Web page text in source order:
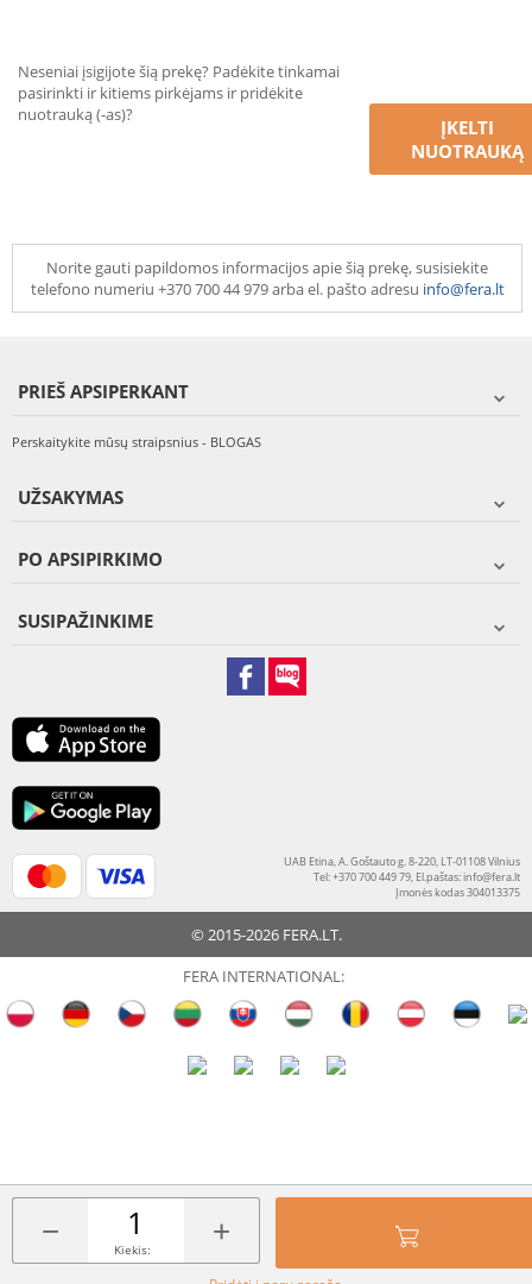
− +
Kiekis:
Neseniai įsigijote šią prekę? Padėkite tinkamai
pasirinkti ir kitiems pirkėjams ir pridėkite
nuotrauką (-as)?
ĮKELTI
NUOTRAUKĄ
Norite gauti papildomos informacijos apie šią prekę, susisiekite
telefono numeriu +370 700 44 979 arba el. pašto adresu info@fera.lt
PRIEŠ APSIPERKANT
Perskaitykite mūsų straipsnius - BLOGAS
UŽSAKYMAS
PO APSIPIRKIMO
SUSIPAŽINKIME
UAB Etina, A. Goštauto g. 8-220, LT-01108 Vilnius
Tel: +370 700 449 79, El.paštas:info@fera.lt
Įmonės kodas 304013375
© 2015-2026 FERA.LT.
FERA INTERNATIONAL: